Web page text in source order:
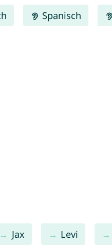
Spanisch
Jax Levi